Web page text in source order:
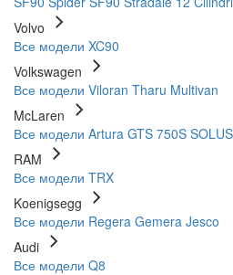
Volvo
Все модели XC90
Volkswagen
Все модели Viloran Tharu Multivan
McLaren
Все модели Artura GTS 750S
RAM
Все модели TRX
Koenigsegg
Все модели Regera Gemera Jesco
Audi
Все модели Q8